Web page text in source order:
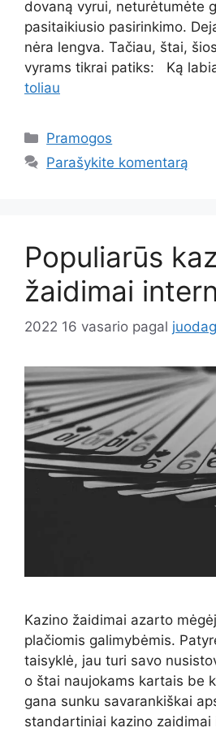
dovaną vyrui, neturėtumėte
pasitaikiusio pasirinkimo.
nėra lengva. Tačiau, štai,
vyrams tikrai patiks: Ką
toliau
Kategorijos
Pramogos
Parašykite komentarą
Populiarūs
žaidimai
2022 16 vasario pagal
Kazino žaidimai azarto
plačiomis galimybėmis.
taisyklė, jau turi savo
o štai naujokams kartais be
gana sunku savarankiškai
standartiniai kazino zaidimai